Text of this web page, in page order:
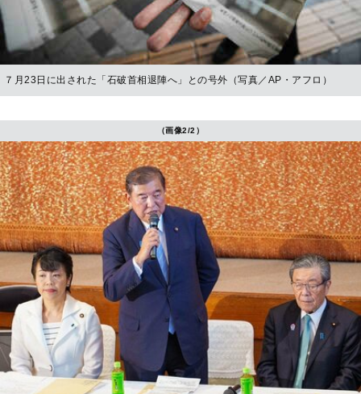
７月23日に出された「石破首相退陣へ」との号外（写真／AP・アフロ）
（画像2/2）